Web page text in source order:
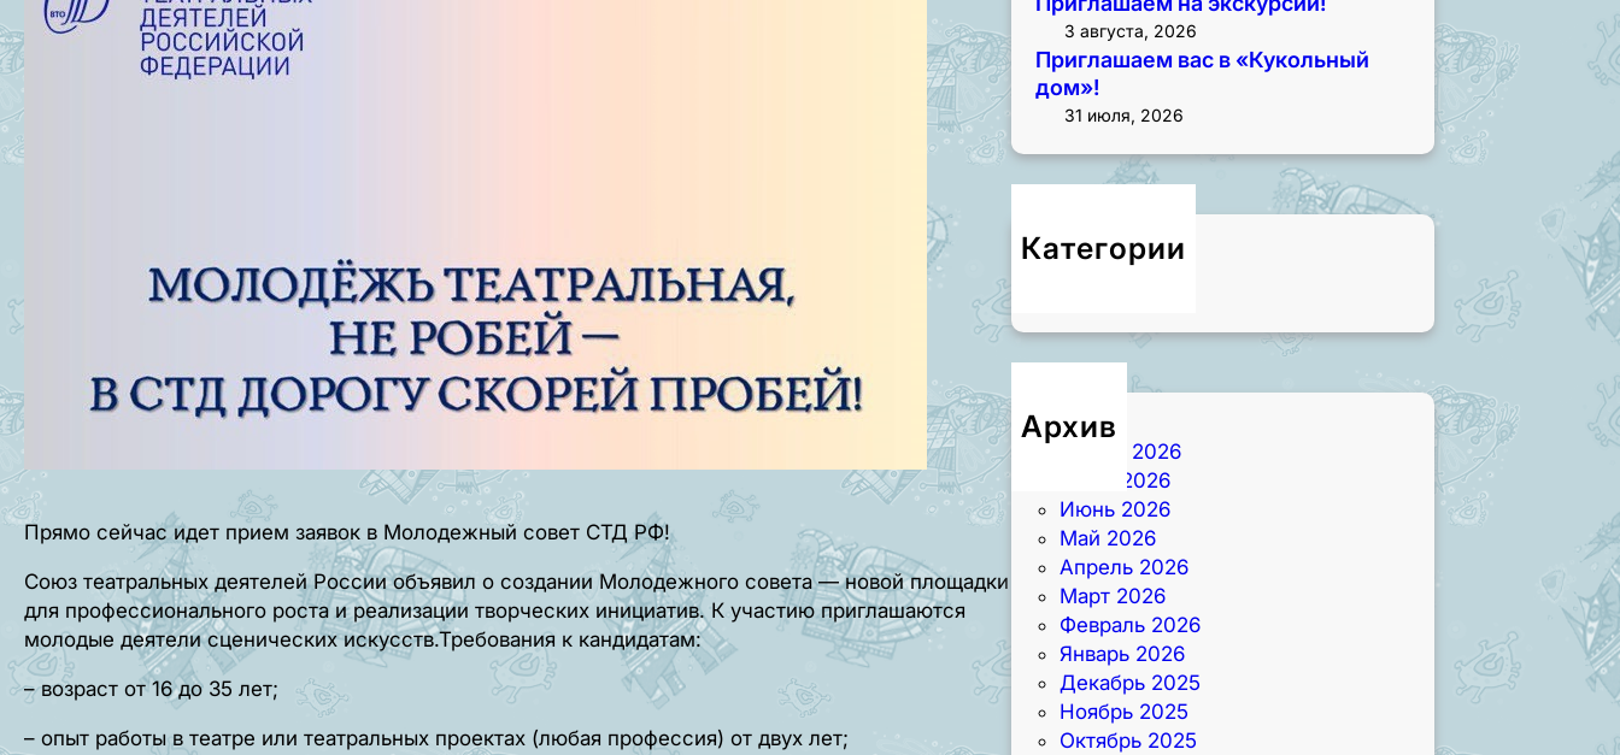
Прямо сейчас идет прием заявок в Молодежный совет СТД РФ!
Союз театральных деятелей России объявил о создании Молодежного совета — новой площадки
для профессионального роста и реализации творческих инициатив. К участию приглашаются
молодые деятели сценических искусств.Требования к кандидатам:
– возраст от 16 до 35 лет;
– опыт работы в театре или театральных проектах (любая профессия) от двух лет;
3 августа, 2026
Приглашаем вас в «Кукольный
дом»!
31 июля, 2026
Категории
Новости
Архив
Август 2026
Июль 2026
Июнь 2026
Май 2026
Апрель 2026
Март 2026
Февраль 2026
Январь 2026
Декабрь 2025
Ноябрь 2025
Октябрь 2025